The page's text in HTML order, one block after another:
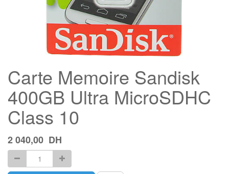
Carte Memoire Sandisk
400GB Ultra MicroSDHC
Class 10
2 040,00 DH